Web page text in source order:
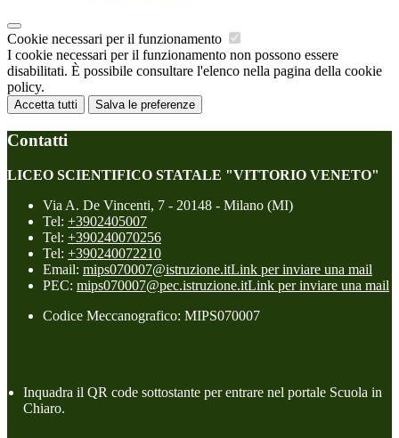
Cookie necessari per il funzionamento
I cookie necessari per il funzionamento non possono essere
disabilitati. È possibile consultare l'elenco nella pagina della cookie
policy.
Accetta tutti Salva le preferenze
Contatti
LICEO SCIENTIFICO STATALE "VITTORIO VENETO"
Via A. De Vincenti, 7 - 20148 - Milano (MI)
Tel: +3902405007
Tel: +390240070256
Tel: +390240072210
Email: mips070007@istruzione.itLink per inviare una mail
PEC: mips070007@pec.istruzione.itLink per inviare una mail
Codice Meccanografico: MIPS070007
Inquadra il QR code sottostante per entrare nel portale Scuola in
Chiaro.